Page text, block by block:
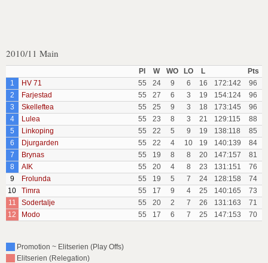
2010/11 Main
Pl W WO LO L
Pts
1
HV 71 55 24 9 6 16 172:142
96
2
Farjestad 55 27 6 3 19 154:124
96
3
Skelleftea 55 25 9 3 18 173:145
96
4
Lulea 55 23 8 3 21 129:115
88
5
Linkoping 55 22 5 9 19 138:118
85
6
Djurgarden 55 22 4 10 19 140:139
84
7
Brynas 55 19 8 8 20 147:157
81
8
AIK 55 20 4 8 23 131:151
76
9
Frolunda 55 19 5 7 24 128:158
74
10
Timra 55 17 9 4 25 140:165
73
11
Sodertalje 55 20 2 7 26 131:163
71
12
Modo 55 17 6 7 25 147:153 70
Promotion ~ Elitserien (Play Offs)
Elitserien (Relegation)